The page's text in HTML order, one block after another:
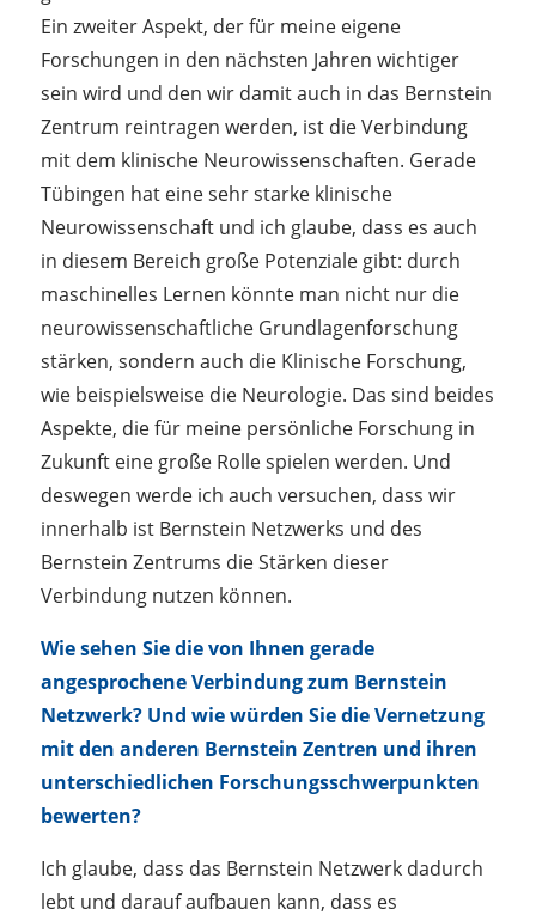
Ein zweiter Aspekt, der für meine eigene
Forschungen in den nächsten Jahren wichtiger
sein wird und den wir damit auch in das Bernstein
Zentrum reintragen werden, ist die Verbindung
mit dem klinische Neurowissenschaften. Gerade
Tübingen hat eine sehr starke klinische
Neurowissenschaft und ich glaube, dass es auch
in diesem Bereich große Potenziale gibt: durch
maschinelles Lernen könnte man nicht nur die
neurowissenschaftliche Grundlagenforschung
stärken, sondern auch die Klinische Forschung,
wie beispielsweise die Neurologie. Das sind beides
Aspekte, die für meine persönliche Forschung in
Zukunft eine große Rolle spielen werden. Und
deswegen werde ich auch versuchen, dass wir
innerhalb ist Bernstein Netzwerks und des
Bernstein Zentrums die Stärken dieser
Verbindung nutzen können.
Wie sehen Sie die von Ihnen gerade
angesprochene Verbindung zum Bernstein
Netzwerk? Und wie würden Sie die Vernetzung
mit den anderen Bernstein Zentren und ihren
unterschiedlichen Forschungsschwerpunkten
bewerten?
Ich glaube, dass das Bernstein Netzwerk dadurch
lebt und darauf aufbauen kann, dass es